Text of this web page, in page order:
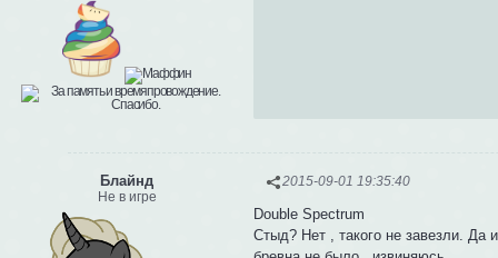
2015-09-01 19:35:40
Блайнд
Не в игре
Double Spectrum
Стыд? Нет , такого не завезли. Да